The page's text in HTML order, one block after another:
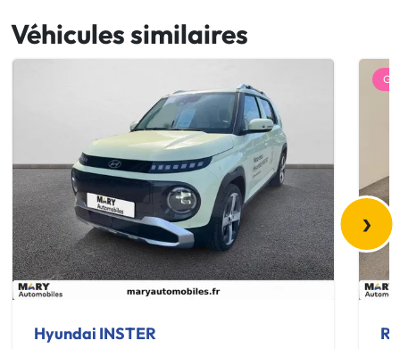
Véhicules similaires
Hyundai INSTER
›